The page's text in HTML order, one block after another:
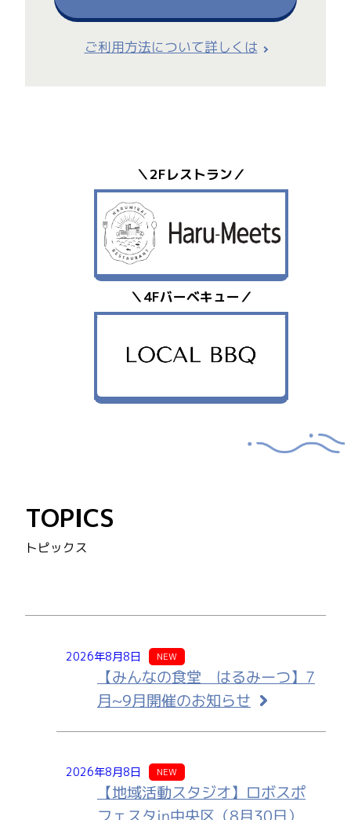
ご利用方法について詳しくは
＼2Fレストラン／
＼4Fバーベキュー／
TOPICS
トピックス
2026年8月8日 NEW
【みんなの食堂 はるみーつ】7
月~9月開催のお知らせ
2026年8月8日 NEW
【地域活動スタジオ】ロボスポ